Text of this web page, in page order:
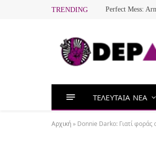
TRENDING Perfect Mess:
ΤΕΛΕΥΤΑΙΑ ΝΕΑ
Αρχική » Donnie Darko: Γιατί